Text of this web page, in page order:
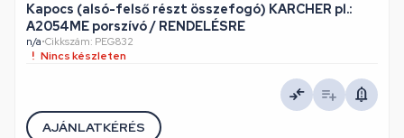
Kapocs (alsó-felső részt összefogó) KARCHER pl.:
A2054ME porszívó / RENDELÉSRE
n/a•Cikkszám: PEG832
Nincs készleten
AJÁNLATKÉRÉS